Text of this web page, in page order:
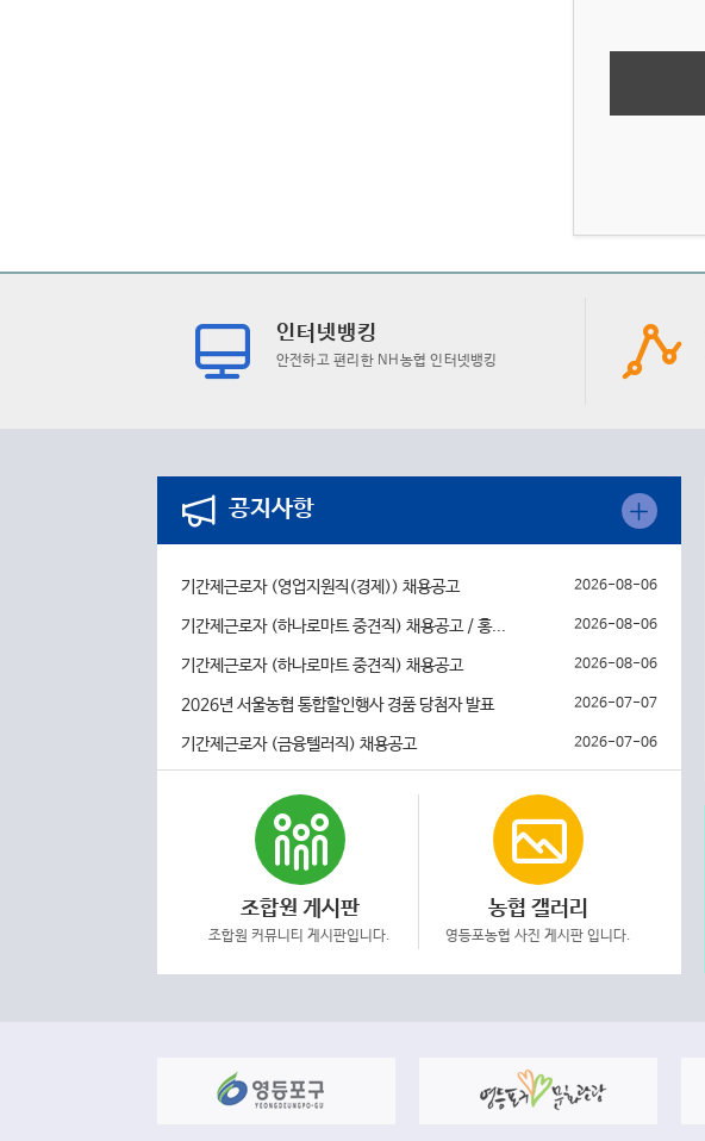
인터넷뱅킹
안전하고 편리한 NH농협 인터넷뱅킹
공지사항
기간제근로자 (영업지원직(경제)) 채용공고 2026-08-06
기간제근로자 (하나로마트 중견직) 채용공고 / 홍... 2026-08-06
기간제근로자 (하나로마트 중견직) 채용공고 2026-08-06
2026년 서울농협 통합할인행사 경품 당첨자 발표 2026-07-07
기간제근로자 (금융텔러직) 채용공고 2026-07-06
조합원 게시판
조합원 커뮤니티 게시판입니다.
농협 갤러리
영등포농협 사진 게시판 입니다.